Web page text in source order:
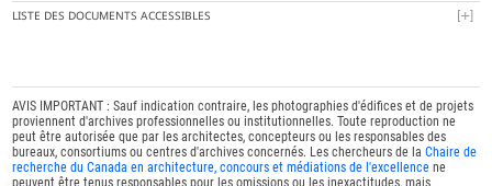
LISTE DES DOCUMENTS ACCESSIBLES
AVIS IMPORTANT : Sauf indication contraire, les photographies d'édifices et de projets
proviennent d'archives professionnelles ou institutionnelles. Toute reproduction ne
peut être autorisée que par les architectes, concepteurs ou les responsables des
bureaux, consortiums ou centres d'archives concernés. Les chercheurs de laChaire de
recherche du Canada en architecture, concours et médiations de l'excellence ne